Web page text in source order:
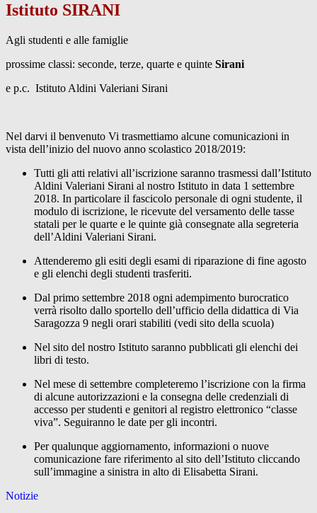
Istituto SIRANI
Agli studenti e alle famiglie
prossime classi: seconde, terze, quarte e quinte Sirani
e p.c. Istituto Aldini Valeriani Sirani
Nel darvi il benvenuto Vi trasmettiamo alcune comunicazioni in
vista dell’inizio del nuovo anno scolastico 2018/2019:
Tutti gli atti relativi all’iscrizione saranno trasmessi dall’Istituto
Aldini Valeriani Sirani al nostro Istituto in data 1 settembre
2018. In particolare il fascicolo personale di ogni studente, il
modulo di iscrizione, le ricevute del versamento delle tasse
statali per le quarte e le quinte già consegnate alla segreteria
dell’Aldini Valeriani Sirani.
Attenderemo gli esiti degli esami di riparazione di fine agosto
e gli elenchi degli studenti trasferiti.
Dal primo settembre 2018 ogni adempimento burocratico
verrà risolto dallo sportello dell’ufficio della didattica di Via
Saragozza 9 negli orari stabiliti (vedi sito della scuola)
Nel sito del nostro Istituto saranno pubblicati gli elenchi dei
libri di testo.
Nel mese di settembre completeremo l’iscrizione con la firma
di alcune autorizzazioni e la consegna delle credenziali di
accesso per studenti e genitori al registro elettronico “classe
viva”. Seguiranno le date per gli incontri.
Per qualunque aggiornamento, informazioni o nuove
comunicazione fare riferimento al sito dell’Istituto cliccando
sull’immagine a sinistra in alto di Elisabetta Sirani.
Notizie